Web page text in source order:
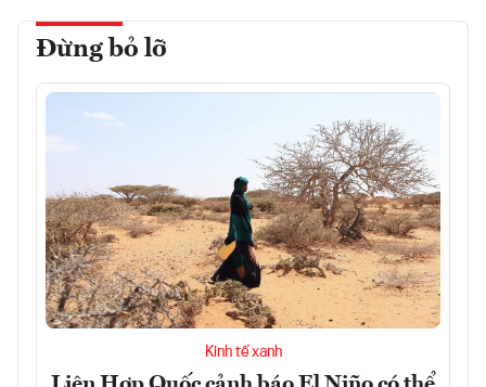
Đừng bỏ lỡ
Kinh tế xanh